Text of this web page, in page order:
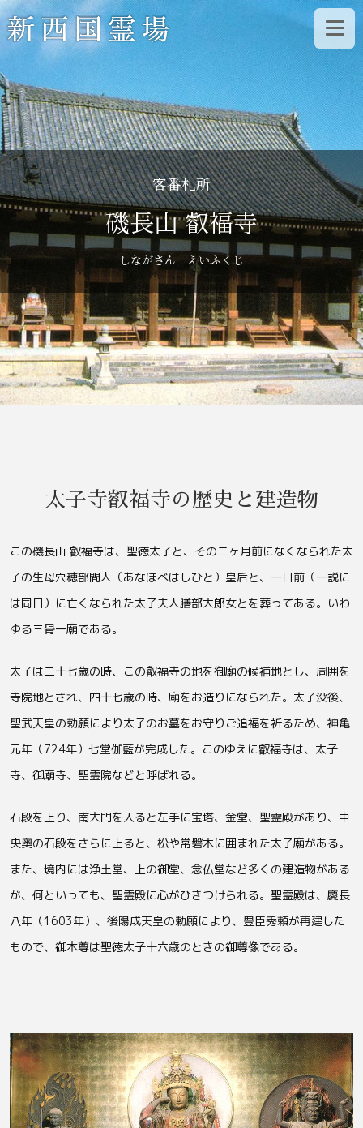
コ
ン
ン
ツ
へ
ス
キ
プ
客番札所
磯長山 叡福寺
しながさん えいふくじ
太子寺叡福寺の歴史と建造物
この磯長山 叡福寺は、聖徳太子と、その二ヶ月前になくなられた太
子の生母穴穂部間人（あなほべはしひと）皇后と、一日前（一説に
は同日）に亡くなられた太子夫人膳部大郎女とを葬ってある。いわ
ゆる三骨一廟である。
太子は二十七歳の時、この叡福寺の地を御廟の候補地とし、周囲を
寺院地とされ、四十七歳の時、廟をお造りになられた。太子没後、
聖武天皇の勅願により太子のお墓をお守りご追福を祈るため、神亀
元年（724年）七堂伽藍が完成した。このゆえに叡福寺は、太子
寺、御廟寺、聖霊院などと呼ばれる。
石段を上り、南大門を入ると左手に宝塔、金堂、聖霊殿があり、中
央奥の石段をさらに上ると、松や常磐木に囲まれた太子廟がある。
また、境内には浄土堂、上の御堂、念仏堂など多くの建造物がある
が、何といっても、聖霊殿に心がひきつけられる。聖霊殿は、慶長
八年（1603年）、後陽成天皇の勅願により、豊臣秀頼が再建した
もので、御本尊は聖徳太子十六歳のときの御尊像である。